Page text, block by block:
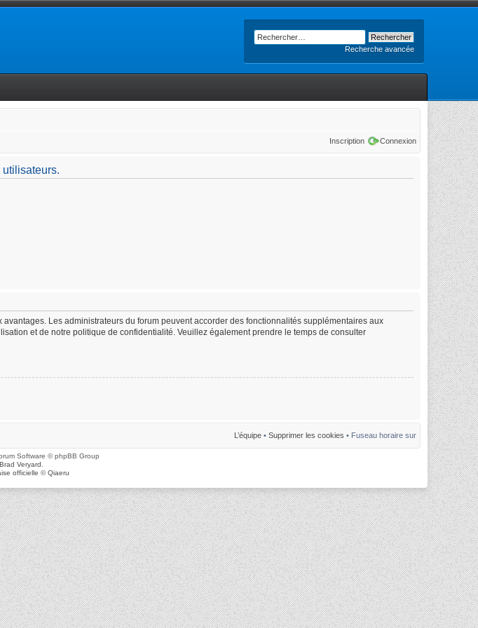
Recherche avancée
Inscription Connexion
Les administrateurs du forum peuvent accorder des fonctionnalités supplémentaires aux
et de notre politique de confidentialité. Veuillez également prendre le temps de consulter
L’équipe • Supprimer les cookies • Fuseau horaire sur
Software © phpBB Group
Brad Veryard
officielle ©Qiaeru